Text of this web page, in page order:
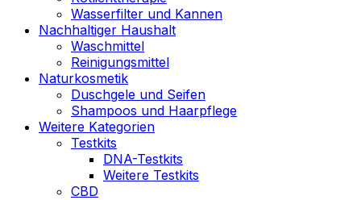
Wasserfilter und Kannen
Nachhaltiger Haushalt
Waschmittel
Reinigungsmittel
Naturkosmetik
Duschgele und Seifen
Shampoos und Haarpflege
Weitere Kategorien
Testkits
DNA-Testkits
Weitere Testkits
CBD